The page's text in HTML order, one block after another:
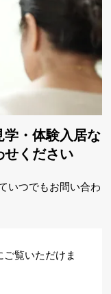
学・体験入居な
せください
いつでもお問い合わ
覧いただけま